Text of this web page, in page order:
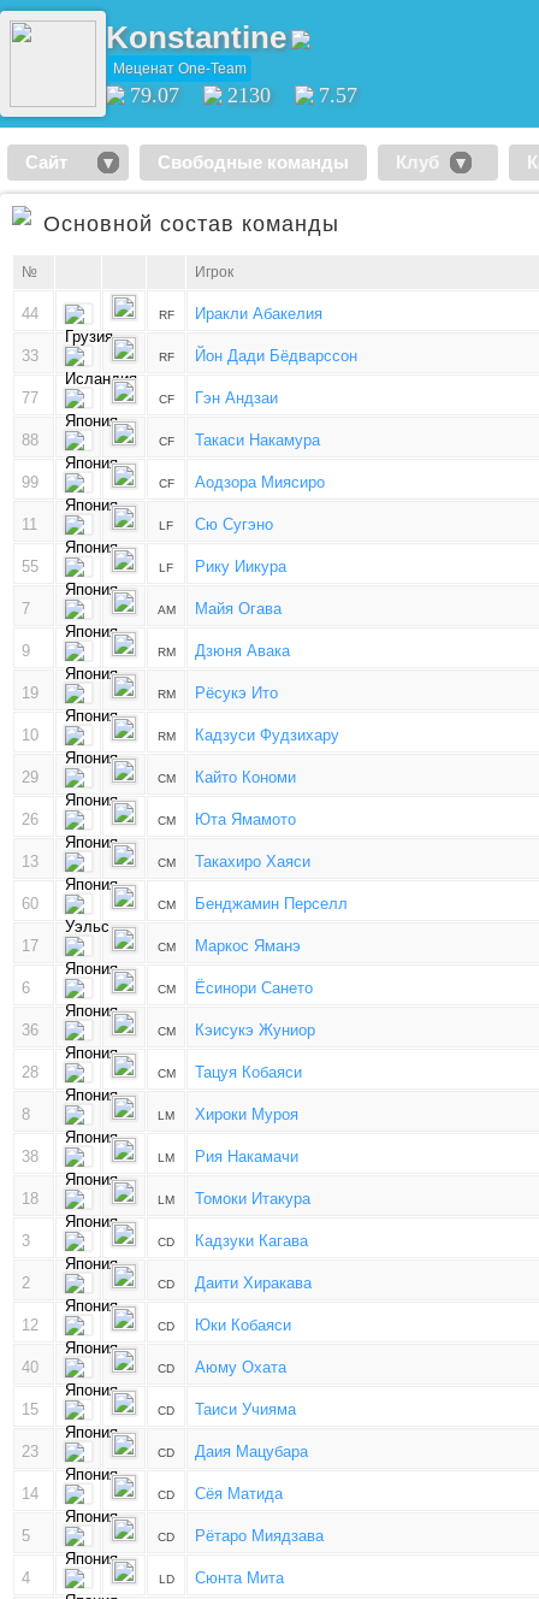
Konstantine
Меценат One-Team
79.07 2130 7.57
Сайт Свободные команды Клуб
Основной состав команды
№ Игрок
44 RF Иракли Абакелия
33 RF Йон Дади Бёдварссон
77 CF Гэн Андзаи
88 CF Такаси Накамура
99 CF Аодзора Миясиро
11 LF Сю Сугэно
55 LF Рику Иикура
7 AM Майя Огава
9 RM Дзюня Авака
19 RM Рёсукэ Ито
10 RM Кадзуси Фудзихару
29 CM Кайто Кономи
26 CM Юта Ямамото
13 CM Такахиро Хаяси
60 CM Бенджамин Перселл
17 CM Маркос Яманэ
6 CM Ёсинори Сането
36 CM Кэисукэ Жуниор
28 CM Тацуя Кобаяси
8 LM Хироки Муроя
38 LM Рия Накамачи
18 LM Томоки Итакура
3 CD Кадзуки Кагава
2 CD Даити Хиракава
12 CD Юки Кобаяси
40 CD Аюму Охата
15 CD Таиси Учияма
23 CD Даия Мацубара
14 CD Сёя Матида
5 CD Рётаро Миядзава
4 LD Сюнта Мита